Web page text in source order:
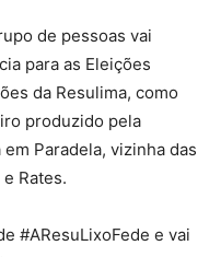
de pessoas vai
para as Eleições
da Resulima, como
produzido pela
Paradela, vizinha das
Rates.
#AResuLixoFede e vai